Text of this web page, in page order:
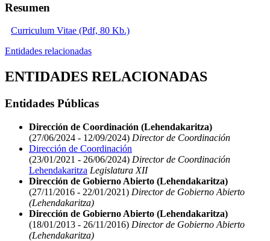
Resumen
Curriculum Vitae (Pdf, 80 Kb.)
Entidades relacionadas
ENTIDADES RELACIONADAS
Entidades Públicas
Dirección de Coordinación (Lehendakaritza)
(27/06/2024 - 12/09/2024) Director de Coordinación
Dirección de Coordinación
(23/01/2021 - 26/06/2024) Director de Coordinación
Lehendakaritza Legislatura XII
Dirección de Gobierno Abierto (Lehendakaritza)
(27/11/2016 - 22/01/2021) Director de Gobierno Abierto
(Lehendakaritza)
Dirección de Gobierno Abierto (Lehendakaritza)
(18/01/2013 - 26/11/2016) Director de Gobierno Abierto
(Lehendakaritza)